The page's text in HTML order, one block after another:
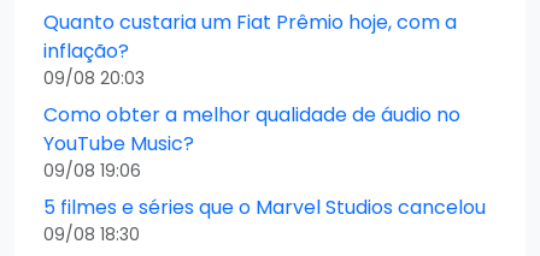
Quanto custaria um Fiat Prêmio hoje, com a
inflação?
09/08 20:03
Como obter a melhor qualidade de áudio no
YouTube Music?
09/08 19:06
5 filmes e séries que o Marvel Studios cancelou
09/08 18:30